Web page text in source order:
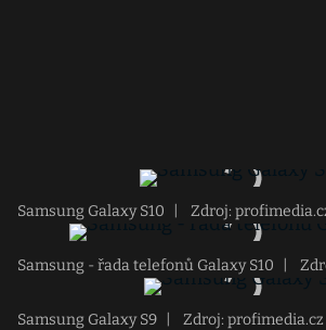
Samsung Galaxy S10 Zdroj:
Samsung - řada telefonů Galaxy S10
Samsung Galaxy S9 Zdroj: profimedia.cz